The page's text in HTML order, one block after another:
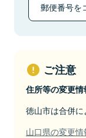
郵便番号を
ご注意
住所等の変更情
徳山市は合併
山口県の変更